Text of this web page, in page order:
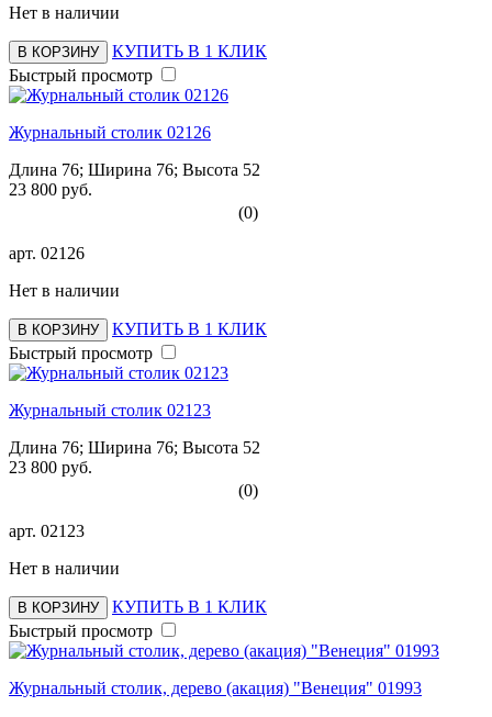
Нет в наличии
В КОРЗИНУ
КУПИТЬ В 1 КЛИК
Быстрый просмотр
Журнальный столик 02126
Длина 76; Ширина 76; Высота 52
23 800 руб.
(0)
арт. 02126
Нет в наличии
В КОРЗИНУ
КУПИТЬ В 1 КЛИК
Быстрый просмотр
Журнальный столик 02123
Длина 76; Ширина 76; Высота 52
23 800 руб.
(0)
арт. 02123
Нет в наличии
В КОРЗИНУ
КУПИТЬ В 1 КЛИК
Быстрый просмотр
Журнальный столик, дерево (акация) "Венеция" 01993